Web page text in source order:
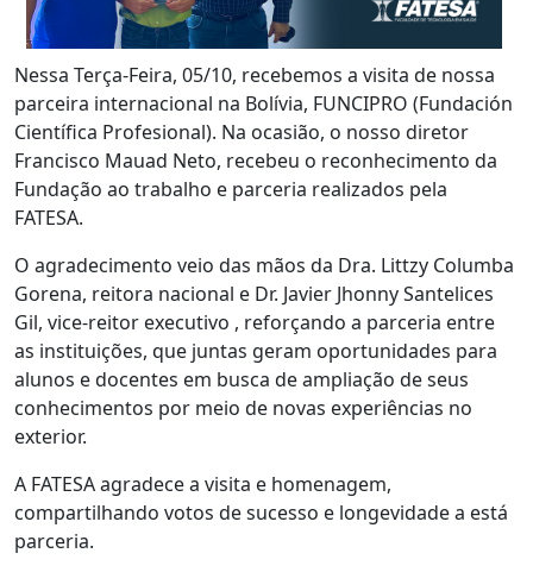
Nessa Terça-Feira, 05/10, recebemos a visita de nossa
parceira internacional na Bolívia, FUNCIPRO (Fundación
Científica Profesional). Na ocasião, o nosso diretor
Francisco Mauad Neto, recebeu o reconhecimento da
Fundação ao trabalho e parceria realizados pela
FATESA.
O agradecimento veio das mãos da Dra. Littzy Columba
Gorena, reitora nacional e Dr. Javier Jhonny Santelices
Gil, vice-reitor executivo , reforçando a parceria entre
as instituições, que juntas geram oportunidades para
alunos e docentes em busca de ampliação de seus
conhecimentos por meio de novas experiências no
exterior.
A FATESA agradece a visita e homenagem,
compartilhando votos de sucesso e longevidade a está
parceria.